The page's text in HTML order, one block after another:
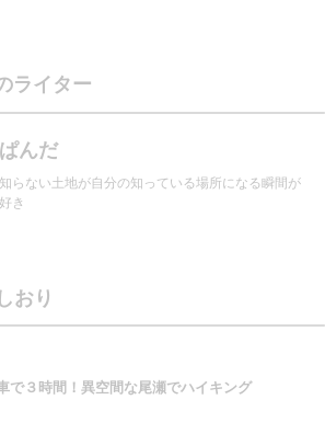
ライター
ぱんだ
知らない土地が自分の知っている場所になる瞬間が
好き
おり
で３時間！異空間な尾瀬でハイキング